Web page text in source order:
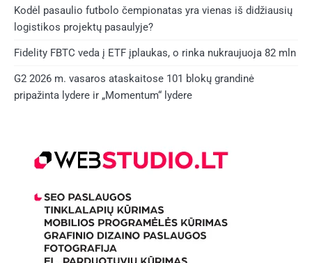
Kodėl pasaulio futbolo čempionatas yra vienas iš didžiausių
logistikos projektų pasaulyje?
Fidelity FBTC veda į ETF įplaukas, o rinka nukraujuoja 82 mln
G2 2026 m. vasaros ataskaitose 101 blokų grandinė
pripažinta lydere ir „Momentum“ lydere